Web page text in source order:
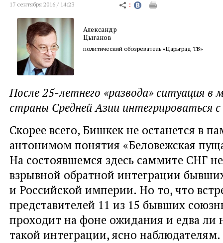
17 сентября 2016 / 14:23
Александр
Цыганов
политический обозреватель «Царьград ТВ»
После 25-летнего «развода» ситуация в
страны Средней Азии интегрироваться с
Скорее всего, Бишкек не останется в
антонимом понятия «Беловежская
На состоявшемся здесь саммите СНГ
взрывной обратной интеграции
и Российской империи. Но то, что
представителей 11 из 15 бывших
проходит на фоне ожидания и едва ли
такой интеграции, ясно наблюдателям.